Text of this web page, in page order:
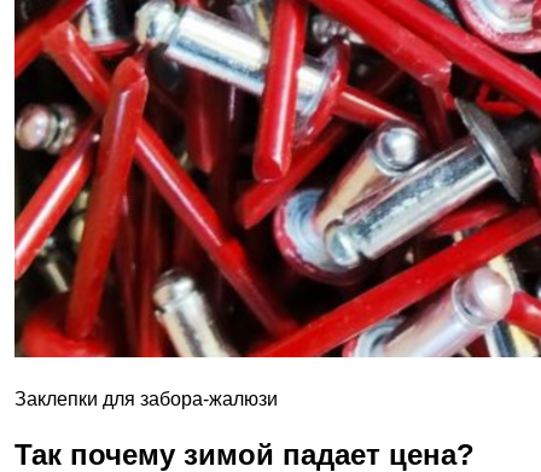
Заклепки для забора-жалюзи
Так почему зимой падает цена?